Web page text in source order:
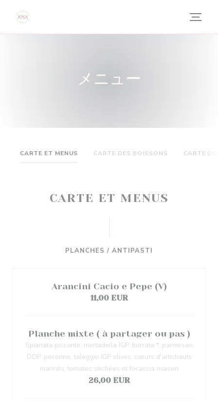
メニュー
CARTE ET MENUS CARTE DES BOISSONS CARTE
CARTE ET MENUS
PLANCHES / ANTIPASTI
Arancini Cacio e Pepe (V)
11,00 EUR
Planche mixte ( à partager ou pas )
Spianata piccante, mortadella IGP, burrata *, parmesan
DOP, pecorino, taleggio IGP olives, cœurs d'artichauts
marinés, tomates séchées et focaccia maison
26,00 EUR